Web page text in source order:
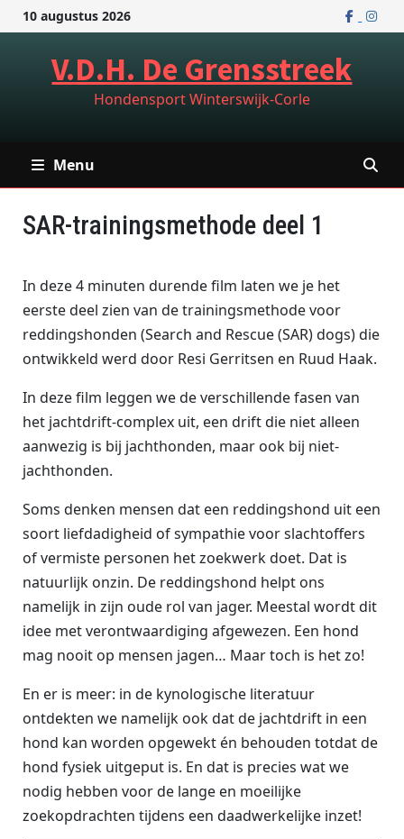
naar
10 augustus 2026
V.D.H. De Grensstreek
Hondensport Winterswijk-Corle
Menu
SAR-trainingsmethode deel 1
In deze 4 minuten durende film laten we je het
eerste deel zien van de trainingsmethode voor
reddingshonden (Search and Rescue (SAR) dogs) die
ontwikkeld werd door Resi Gerritsen en Ruud Haak.
In deze film leggen we de verschillende fasen van
het jachtdrift-complex uit, een drift die niet alleen
aanwezig is bij jachthonden, maar ook bij niet-
jachthonden.
Soms denken mensen dat een reddingshond uit een
soort liefdadigheid of sympathie voor slachtoffers
of vermiste personen het zoekwerk doet. Dat is
natuurlijk onzin. De reddingshond helpt ons
namelijk in zijn oude rol van jager. Meestal wordt dit
idee met verontwaardiging afgewezen. Een hond
mag nooit op mensen jagen… Maar toch is het zo!
En er is meer: in de kynologische literatuur
ontdekten we namelijk ook dat de jachtdrift in een
hond kan worden opgewekt én behouden totdat de
hond fysiek uitgeput is. En dat is precies wat we
nodig hebben voor de lange en moeilijke
zoekopdrachten tijdens een daadwerkelijke inzet!